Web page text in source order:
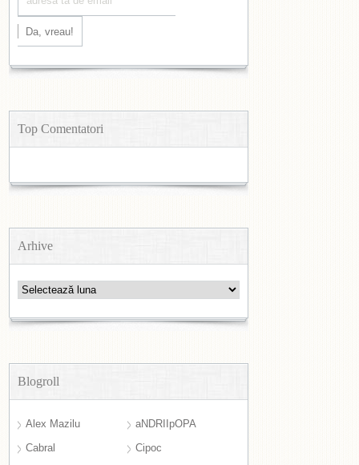
Top Comentatori
Arhive
Arhive
Blogroll
Alex Mazilu
aNDRIIpOPA
Cabral
Cipoc